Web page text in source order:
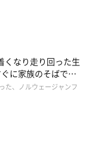
ット・デメリット
床が直接当たらな
身で涼しい場所へ
くなり走り回った生
に家族のそばで落
よかった」
た、ノルウェージャンフ